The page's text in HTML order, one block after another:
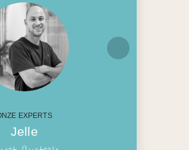
EXPERTS
Jelle